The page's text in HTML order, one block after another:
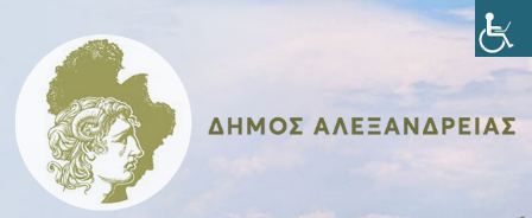
content
sidebar
sidebar
footer